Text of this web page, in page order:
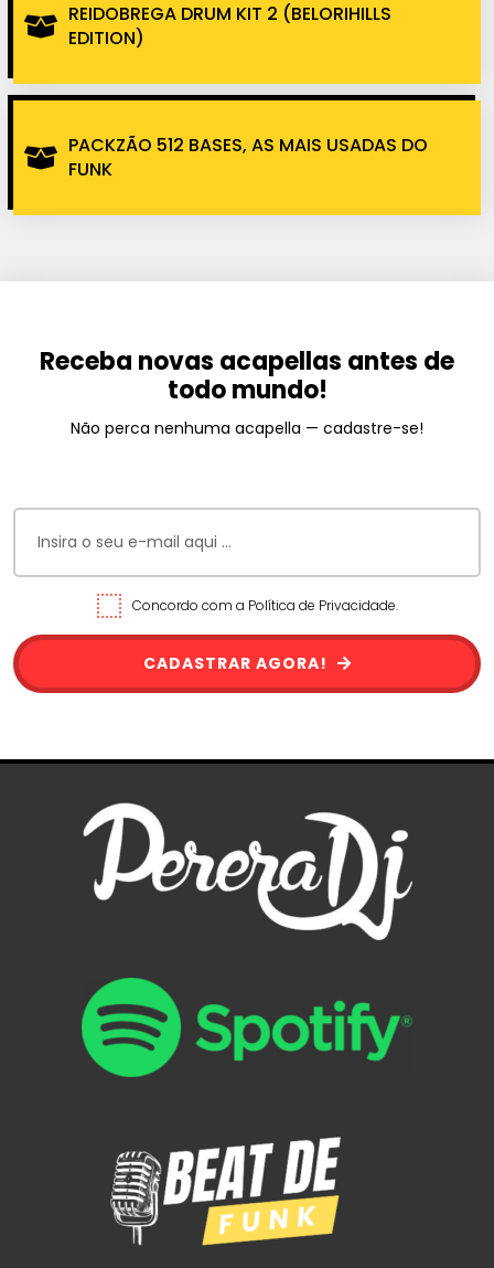
REIDOBREGA DRUM KIT 2 (BELORIHILLS
EDITION)
PACKZÃO 512 BASES, AS MAIS USADAS DO
FUNK
Receba novas acapellas antes de
todo mundo!
Não perca nenhuma acapella — cadastre-se!
Concordo com a Política de Privacidade.
CADASTRAR AGORA!